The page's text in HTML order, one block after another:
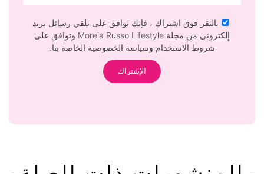
بالنقر فوق اشتراك ، فإنك توافق على تلقي رسائل بريد
إلكتروني من مجلة Morela Russo Lifestyle وتوافق على
شروط الاستخدام وسياسة الخصوصية الخاصة بنا.